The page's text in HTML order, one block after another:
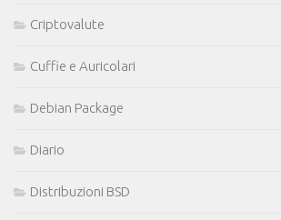
Criptovalute
Cuffie e Auricolari
Debian Package
Diario
Distribuzioni BSD